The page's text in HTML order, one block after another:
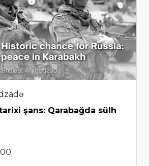
şans: Qarabağda sülh